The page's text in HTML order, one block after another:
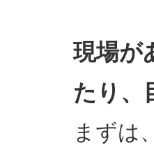
現場が
たり、
まずは